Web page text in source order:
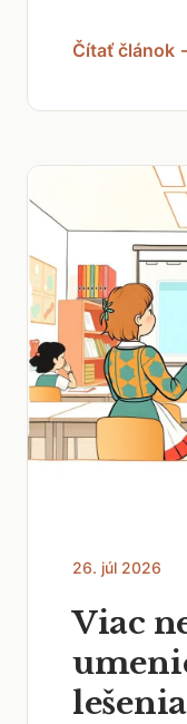
Čítať článok
26. júl 2026
Viac